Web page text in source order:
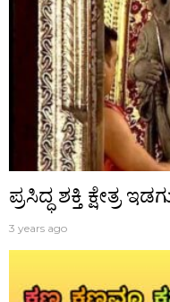
ಪ್ರಸಿದ್ಧ‌ ಶಕ್ತಿ
3 years ago